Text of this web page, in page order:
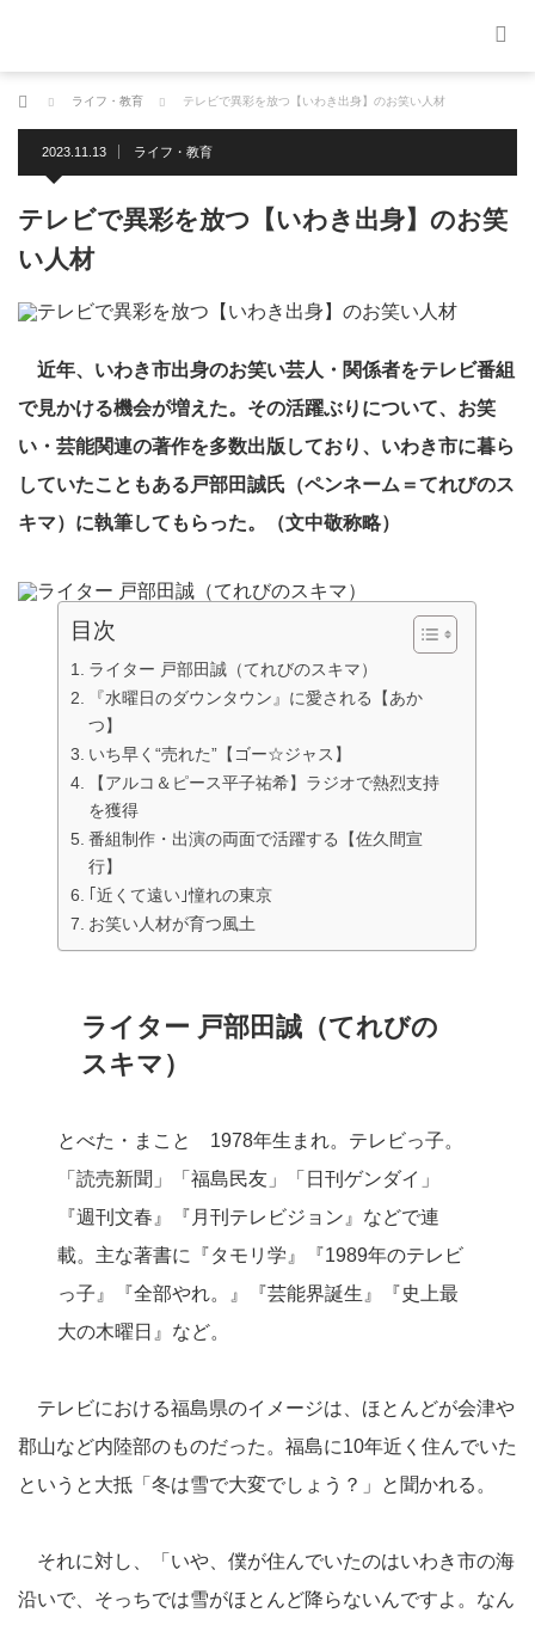
ホーム ライフ・教育 テレビで異彩を放つ【いわき出身】のお笑い人材
2023.11.13 ライフ・教育
テレビで異彩を放つ【いわき出身】のお笑
い人材
近年、いわき市出身のお笑い芸人・関係者をテレビ番組
で見かける機会が増えた。その活躍ぶりについて、お笑
い・芸能関連の著作を多数出版しており、いわき市に暮ら
していたこともある戸部田誠氏（ペンネーム＝てれびのス
キマ）に執筆してもらった。（文中敬称略）
目次
ライター 戸部田誠（てれびのスキマ）
『水曜日のダウンタウン』に愛される【あか
つ】
いち早く“売れた”【ゴー☆ジャス】
【アルコ＆ピース平子祐希】ラジオで熱烈支持
を獲得
番組制作・出演の両面で活躍する【佐久間宣
行】
｢近くて遠い｣憧れの東京
お笑い人材が育つ風土
ライター 戸部田誠（てれびの
スキマ）
とべた・まこと 1978年生まれ。テレビっ子。
「読売新聞」「福島民友」「日刊ゲンダイ」
『週刊文春』『月刊テレビジョン』などで連
載。主な著書に『タモリ学』『1989年のテレビ
っ子』『全部やれ。』『芸能界誕生』『史上最
大の木曜日』など。
テレビにおける福島県のイメージは、ほとんどが会津や
郡山など内陸部のものだった。福島に10年近く住んでいた
というと大抵「冬は雪で大変でしょう？」と聞かれる。
それに対し、「いや、僕が住んでいたのはいわき市の海
沿いで、そっちでは雪がほとんど降らないんですよ。なん